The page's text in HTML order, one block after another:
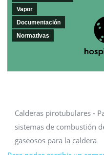
Vapor
Documentación
Normativas
Calderas pirotubulares -
sistemas de combustión
gaseosos para la caldera